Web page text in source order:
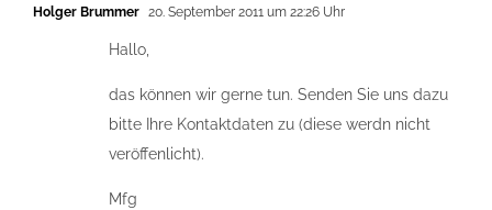
Holger Brummer 20. September 2011 um 22:26 Uhr
Hallo,
das können wir gerne tun. Senden Sie uns dazu
bitte Ihre Kontaktdaten zu (diese werdn nicht
veröffenlicht).
Mfg